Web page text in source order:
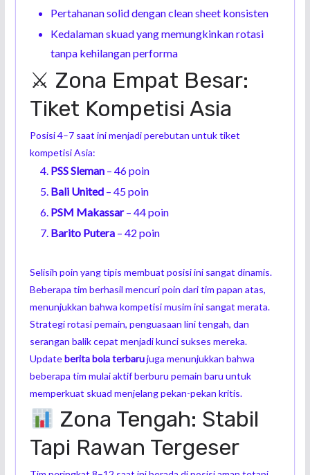
Pertahanan solid dengan clean sheet konsisten
Kedalaman skuad yang memungkinkan rotasi
tanpa kehilangan performa
⚔ Zona Empat Besar:
Tiket Kompetisi Asia
Posisi 4–7 saat ini menjadi perebutan untuk tiket
kompetisi Asia:
PSS Sleman– 46 poin
Bali United– 45 poin
PSM Makassar– 44 poin
Barito Putera– 42 poin
Selisih poin yang tipis membuat posisi ini sangat dinamis.
Beberapa tim berhasil mencuri poin dari tim papan atas,
menunjukkan bahwa kompetisi musim ini sangat merata.
Strategi rotasi pemain, penguasaan lini tengah, dan
serangan balik cepat menjadi kunci sukses mereka.
Updateberita bola terbarujuga menunjukkan bahwa
beberapa tim mulai aktif berburu pemain baru untuk
memperkuat skuad menjelang pekan-pekan kritis.
Zona Tengah: Stabil
Tapi Rawan Tergeser